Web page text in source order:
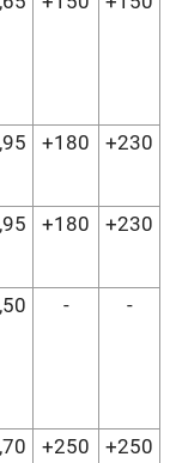
+180 +230
+180 +230
- -
+250 +250